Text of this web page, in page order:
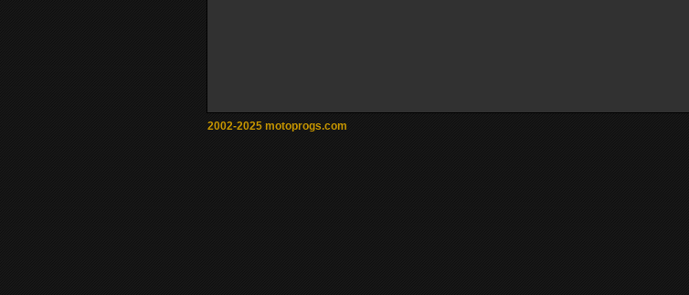
2002-2025 motoprogs.com